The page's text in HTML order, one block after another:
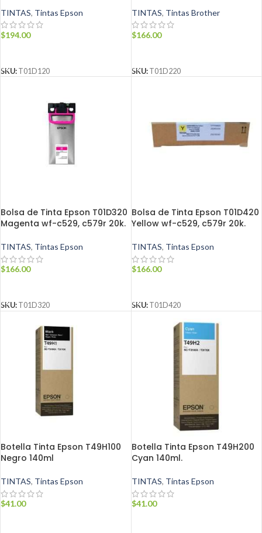
TINTAS, Tintas Epson
$194.00
SKU: T01D120
TINTAS, Tintas Brother
$166.00
SKU: T01D220
Bolsa de Tinta Epson T01D320
Magenta wf-c529, c579r 20k.
TINTAS, Tintas Epson
$166.00
SKU: T01D320
Bolsa de Tinta Epson T01D420
Yellow wf-c529, c579r 20k.
TINTAS, Tintas Epson
$166.00
SKU: T01D420
Botella Tinta Epson T49H100
Negro 140ml
TINTAS, Tintas Epson
$41.00
Botella Tinta Epson T49H200
Cyan 140ml.
TINTAS, Tintas Epson
$41.00